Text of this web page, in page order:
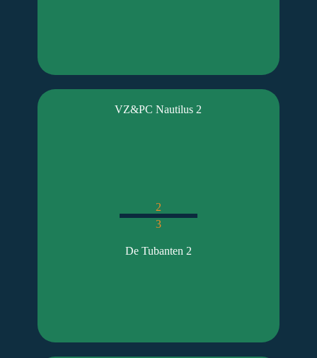
VZ&PC Nautilus 2
2
3
De Tubanten 2